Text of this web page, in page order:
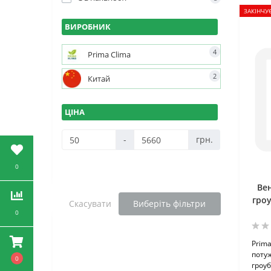
0
0
0
ВИРОБНИК
Prima Clima 4
Китай 2
ЦІНА
- грн.
Скасувати Виберіть фільтри